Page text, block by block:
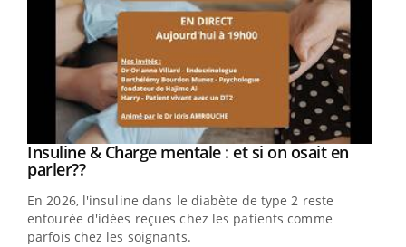
Youtube
Insuline & Charge mentale : et si on osait en
parler??Youtube
En 2026, l'insuline dans le diabète de type 2 reste
entourée d'idées reçues chez les patients comme
parfois chez les soignants.